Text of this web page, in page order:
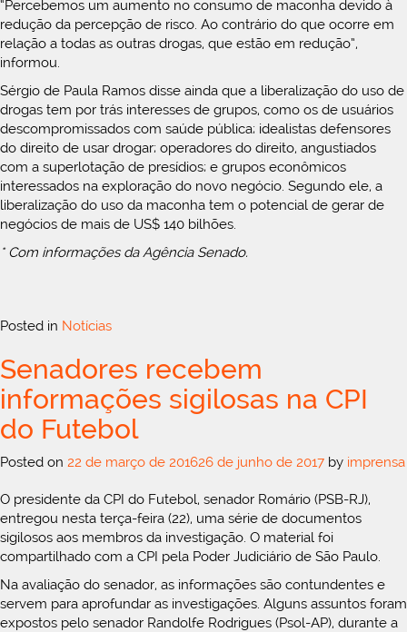
“Percebemos um aumento no consumo de maconha devido à
redução da percepção de risco. Ao contrário do que ocorre em
relação a todas as outras drogas, que estão em redução”,
informou.
Sérgio de Paula Ramos disse ainda que a liberalização do uso de
drogas tem por trás interesses de grupos, como os de usuários
descompromissados com saúde pública; idealistas defensores
do direito de usar drogar; operadores do direito, angustiados
com a superlotação de presídios; e grupos econômicos
interessados na exploração do novo negócio. Segundo ele, a
liberalização do uso da maconha tem o potencial de gerar de
negócios de mais de US$ 140 bilhões.
* Com informações da Agência Senado.
Posted in Notícias
Senadores recebem
informações sigilosas na CPI
do Futebol
Posted on 22 de março de 201626 de junho de 2017 by imprensa
O presidente da CPI do Futebol, senador Romário (PSB-RJ),
entregou nesta terça-feira (22), uma série de documentos
sigilosos aos membros da investigação. O material foi
compartilhado com a CPI pela Poder Judiciário de São Paulo.
Na avaliação do senador, as informações são contundentes e
servem para aprofundar as investigações. Alguns assuntos foram
expostos pelo senador Randolfe Rodrigues (Psol-AP), durante a